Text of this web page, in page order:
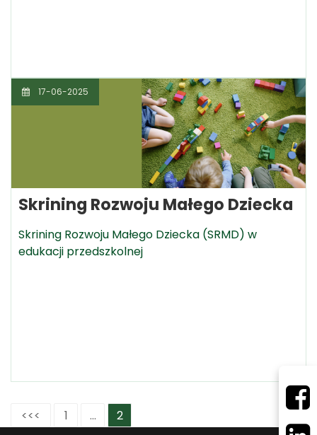
17-06-2025
Skrining Rozwoju Małego Dziecka
Skrining Rozwoju Małego Dziecka (SRMD) w
edukacji przedszkolnej
<<< 1 ... 2